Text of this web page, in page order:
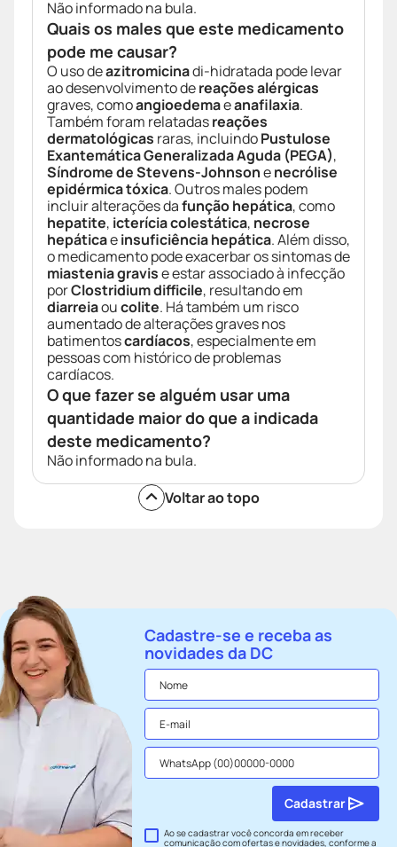
Não informado na bula.
Quais os males que este medicamento
pode me causar?
O uso deazitromicinadi-hidratada pode levar
ao desenvolvimento dereações alérgicas
graves, comoangioedemaeanafilaxia.
Também foram relatadasreações
dermatológicas raras, incluindoPustulose
Exantemática Generalizada Aguda (PEGA),
Síndrome de Stevens-Johnsonenecrólise
epidérmica tóxica. Outros males podem
incluir alterações dafunção hepática, como
hepatite, icterícia colestática, necrose
hepáticaeinsuficiência hepática. Além disso,
o medicamento pode exacerbar os sintomas de
miastenia gravise estar associado à infecção
porClostridium difficile, resultando em
diarreiaoucolite. Há também um risco
aumentado de alterações graves nos
batimentoscardíacos, especialmente em
pessoas com histórico de problemas
cardíacos.
O que fazer se alguém usar uma
quantidade maior do que a indicada
deste medicamento?
Não informado na bula.
Voltar ao topo
Cadastre-se e receba as
novidades da DC
Ao se cadastrar você concorda em receber
comunicação com ofertas e novidades, conforme a
Cadastrar